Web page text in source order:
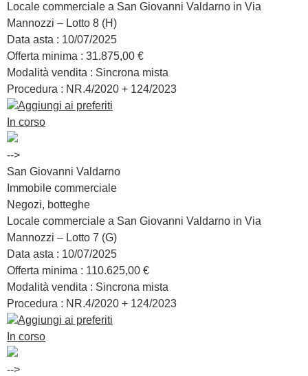
Locale commerciale a San Giovanni Valdarno in Via
Mannozzi – Lotto 8 (H)
Data asta : 10/07/2025
Offerta minima : 31.875,00 €
Modalità vendita : Sincrona mista
Procedura : NR.4/2020 + 124/2023
Aggiungi ai preferiti
In corso
-->
San Giovanni Valdarno
Immobile commerciale
Negozi, botteghe
Locale commerciale a San Giovanni Valdarno in Via
Mannozzi – Lotto 7 (G)
Data asta : 10/07/2025
Offerta minima : 110.625,00 €
Modalità vendita : Sincrona mista
Procedura : NR.4/2020 + 124/2023
Aggiungi ai preferiti
In corso
-->